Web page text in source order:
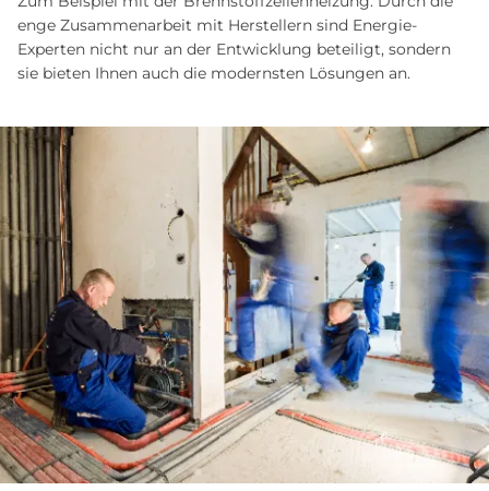
enge Zusammenarbeit mit Herstellern sind Energie-
Experten nicht nur an der Entwicklung beteiligt, sondern
sie bieten Ihnen auch die modernsten Lösungen an.